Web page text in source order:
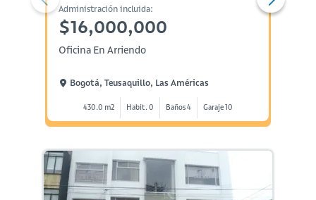
Administración incluida:
$16,000,000
Oficina En Arriendo
Bogotá, Teusaquillo, Las Américas
430.0 m2 Habit. 0 Baños 4 Garaje 10